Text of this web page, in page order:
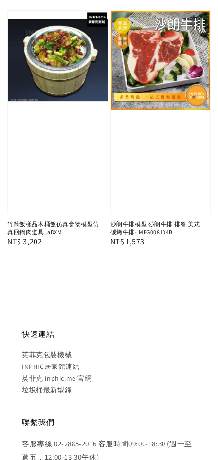
竹筒飯樣品木桶飯仿真食物模型仿
真回鍋肉道具_aDXM
Regular
NT$ 3,202
沙朗牛排模型 莎朗牛排 排餐 美式
碳烤牛排-IMFG008104B
Regular
NT$ 1,573
快速連結
英菲克包裝機械
INPHIC居家館連結
英菲克 inphic.me 官網
垃圾桶最新型錄
聯繫我們
客服專線 02-2885-2016 客服時間09:00-18:30 (週一至
週五，12:00-13:30午休)